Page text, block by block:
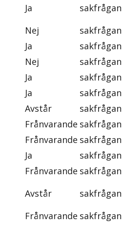
Ja sakfrågan
Nej sakfrågan
Ja sakfrågan
Nej sakfrågan
Ja sakfrågan
Ja sakfrågan
Avstår sakfrågan
Frånvarande sakfrågan
Frånvarande sakfrågan
Ja sakfrågan
Frånvarande sakfrågan
Avstår sakfrågan
Frånvarande sakfrågan